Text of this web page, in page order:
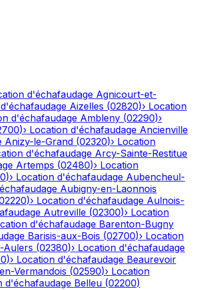
d'échafaudage Agnicourt-et-
Aizelles (02820)› Location
d'échafaudage Ambleny (02290)›
)› Location d'échafaudage Ancienville
Anizy-le-Grand (02320)› Location
d'échafaudage Arcy-Sainte-Restitue
Artemps (02480)› Location
)› Location d'échafaudage Aubencheul-
Aubigny-en-Laonnois
)› Location d'échafaudage Aulnois-
Autreville (02300)› Location
d'échafaudage Barenton-Bugny
Barisis-aux-Bois (02700)› Location
Aulers (02380)› Location d'échafaudage
)› Location d'échafaudage Beaurevoir
Vermandois (02590)› Location
d'échafaudage Belleu (02200)